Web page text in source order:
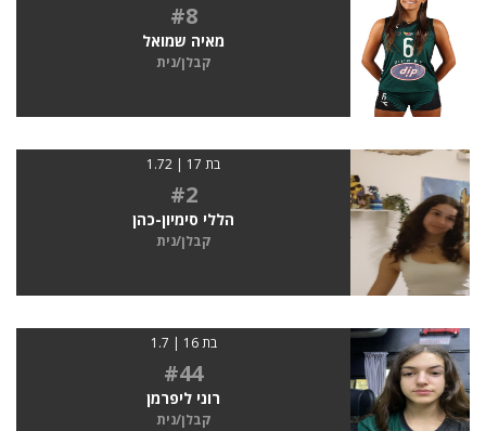
#8
מאיה שמואל
קבלן/נית
בת 17 | 1.72
#2
הללי סימיון-כהן
קבלן/נית
בת 16 | 1.7
#44
רוני ליפרמן
קבלן/נית